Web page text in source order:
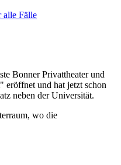
alle Fälle
Bonner Privattheater und
und hat jetzt schon
neben der Universität.
wo die